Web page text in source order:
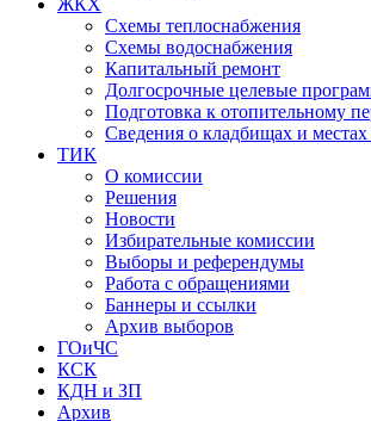
ЖКХ
Схемы теплоснабжения
Схемы водоснабжения
Капитальный ремонт
Долгосрочные целевые
Подготовка к отопительному
Сведения о кладбищах и местах
ТИК
О комиссии
Решения
Новости
Избирательные комиссии
Выборы и референдумы
Работа с обращениями
Баннеры и ссылки
Архив выборов
ГОиЧС
КСК
КДН и ЗП
Архив